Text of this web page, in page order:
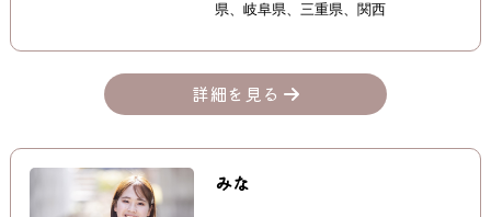
県
岐阜県 三重県 関西
詳細を見る
みな